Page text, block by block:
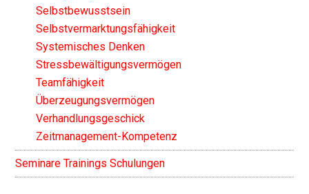
Selbstbewusstsein
Selbstvermarktungsfähigkeit
Systemisches Denken
Stressbewältigungsvermögen
Teamfähigkeit
Überzeugungsvermögen
Verhandlungsgeschick
Zeitmanagement-Kompetenz
Seminare Trainings Schulungen